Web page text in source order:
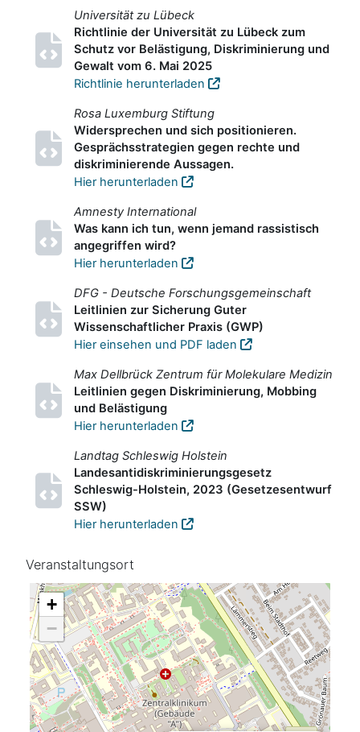
Universität zu Lübeck
Richtlinie der Universität zu Lübeck zum
Schutz vor Belästigung, Diskriminierung und
Gewalt vom 6. Mai 2025
Richtlinie herunterladen
Rosa Luxemburg Stiftung
Widersprechen und sich positionieren.
Gesprächsstrategien gegen rechte und
diskriminierende Aussagen.
Hier herunterladen
Amnesty International
Was kann ich tun, wenn jemand rassistisch
angegriffen wird?
Hier herunterladen
DFG - Deutsche Forschungsgemeinschaft
Leitlinien zur Sicherung Guter
Wissenschaftlicher Praxis (GWP)
Hier einsehen und PDF laden
Max Dellbrück Zentrum für Molekulare Medizin
Leitlinien gegen Diskriminierung, Mobbing
und Belästigung
Hier herunterladen
Landtag Schleswig Holstein
Landesantidiskriminierungsgesetz
Schleswig-Holstein, 2023 (Gesetzesentwurf
SSW)
Hier herunterladen
Veranstaltungsort
+
−